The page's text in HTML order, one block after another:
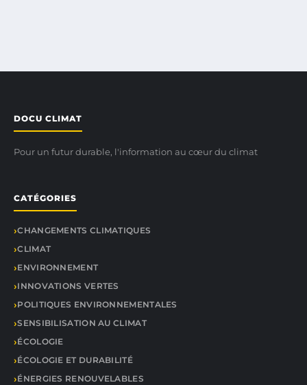
DOCU CLIMAT
Pour un futur durable, l'information au cœur du climat
CATÉGORIES
CHANGEMENTS CLIMATIQUES
CLIMAT
ENVIRONNEMENT
INNOVATIONS VERTES
POLITIQUES ENVIRONNEMENTALES
SENSIBILISATION AU CLIMAT
ÉCOLOGIE
ÉCOLOGIE ET DURABILITÉ
ÉNERGIES RENOUVELABLES